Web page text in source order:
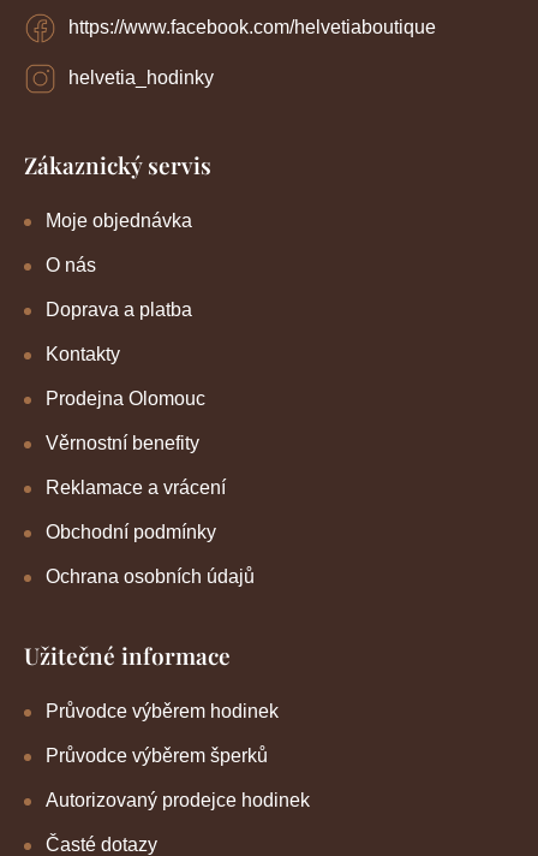
https://www.facebook.com/helvetiaboutique
helvetia_hodinky
Zákaznický servis
Moje objednávka
O nás
Doprava a platba
Kontakty
Prodejna Olomouc
Věrnostní benefity
Reklamace a vrácení
Obchodní podmínky
Ochrana osobních údajů
Užitečné informace
Průvodce výběrem hodinek
Průvodce výběrem šperků
Autorizovaný prodejce hodinek
Časté dotazy